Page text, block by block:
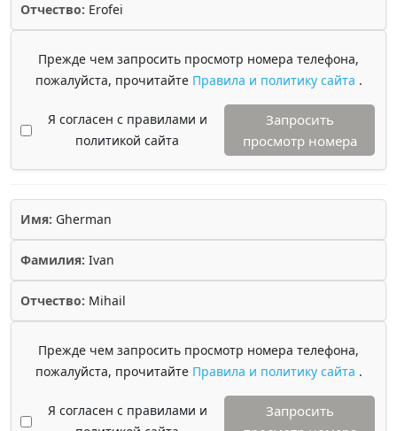
Отчество: Erofei
Прежде чем запросить просмотр номера телефона,
пожалуйста, прочитайте Правила и политику сайта .
Я согласен с правилами и
политикой сайта
Запросить
просмотр номера
Имя: Gherman
Фамилия: Ivan
Отчество: Mihail
Прежде чем запросить просмотр номера телефона,
пожалуйста, прочитайте Правила и политику сайта .
Я согласен с правилами и
Запросить